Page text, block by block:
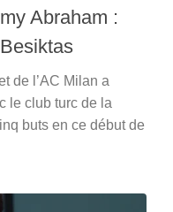
Abraham :
de l’AC Milan a
le club turc de la
buts en ce début de